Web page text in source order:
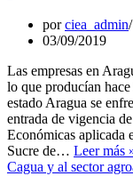
porciea_admin
03/09/2019
Las empresas en
lo que producían
estado Aragua se
entrada de vigencia
Económicas aplicada
Sucre de… Leer más
Cagua y al sector